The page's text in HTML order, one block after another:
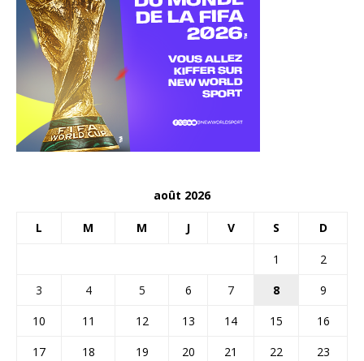
août 2026
L M M J V S D
1
2
3
4 5 6 7 8
9
10
11 12 13 14 15
16
17
18 19 20 21 22
23